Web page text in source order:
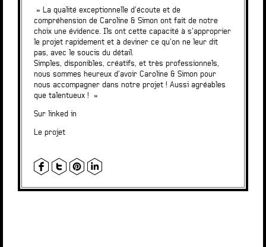
» La qualité exceptionnelle d’écoute et de
compréhension de Caroline & Simon ont fait de notre
choix une évidence. Ils ont cette capacité à s’approprier
le projet rapidement et à deviner ce qu’on ne leur dit
pas, avec le soucis du détail.
Simples, disponibles, créatifs, et très professionnels,
nous sommes heureux d’avoir Caroline & Simon pour
nous accompagner dans notre projet ! Aussi agréables
que talentueux ! »
Sur linked in
Le projet